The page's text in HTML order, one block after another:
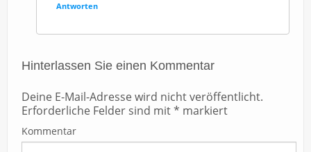
Antworten
Hinterlassen Sie einen Kommentar
Deine E-Mail-Adresse wird nicht veröffentlicht.
Erforderliche Felder sind mit* markiert
Kommentar